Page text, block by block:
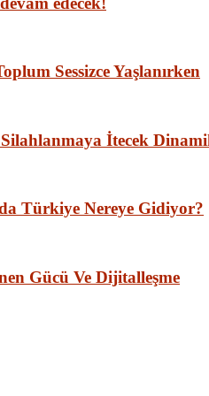
Sessizce Yaşlanırken
İtecek
Türkiye Nereye Gidiyor?
Gücü Ve Dijitalleşme